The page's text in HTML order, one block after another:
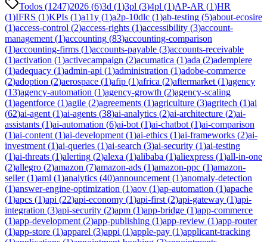
Todos (1247)2026 (6)3d (1)3pl (3)4pl (1)AP-AR (1)HR
(1)IFRS (1)KPIs (1)a11y (1)a2p-10dlc (1)ab-testing (5)about-ecosire
(1)access-control (2)access-rights (1)accessibility (3)account-
management (1)accounting (83)accounting-comparison
(1)accounting-firms (1)accounts-payable (3)accounts-receivable
(1)activation (1)activecampaign (2)acumatica (1)ada (2)adempiere
(1)adequacy (1)admin-api (1)administration (1)adobe-commerce
(2)adoption (2)aerospace (1)afip (1)africa (2)aftermarket (1)agency
(13)agency-automation (1)agency-growth (2)agency-scaling
(1)agentforce (1)agile (2)agreements (1)agriculture (3)agritech (1)ai
(62)ai-agent (1)ai-agents (38)ai-analytics (2)ai-architecture (2)ai-
assistants (1)ai-automation (6)ai-bot (1)ai-chatbot (1)ai-comparison
(1)ai-content (1)ai-development (1)ai-ethics (1)ai-frameworks (2)ai-
investment (1)ai-queries (1)ai-search (3)ai-security (1)ai-testing
(1)ai-threats (1)alerting (2)alexa (1)alibaba (1)aliexpress (1)all-in-one
(2)allegro (2)amazon (7)amazon-ads (1)amazon-ppc (1)amazon-
seller(1)aml (1)analytics (40)announcement (1)anomaly-detection
(1)answer-engine-optimization (1)aov (1)ap-automation (1)apache
(1)apcs (1)api (22)api-economy (1)api-first (2)api-gateway (1)api-
integration (3)api-security (2)apm (1)app-bridge (1)app-commerce
(1)app-development (2)app-publishing (1)app-review (1)app-router
(1)app-store (1)apparel (3)appi (1)apple-pay (1)applicant-tracking